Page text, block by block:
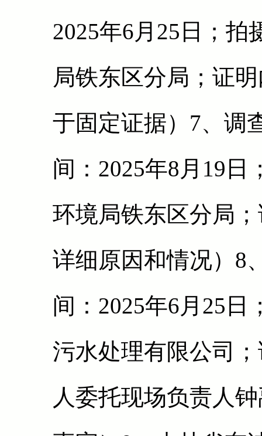
2025年6月25日；
局铁东区分局；证
于固定证据）7、调
间：2025年8月19
环境局铁东区分局
详细原因和情况）8
间：2025年6月25
污水处理有限公司
人委托现场负责人